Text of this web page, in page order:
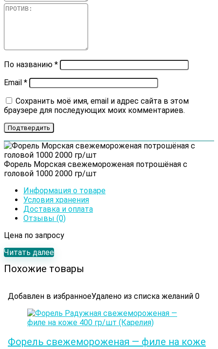
По названию *
Email *
Сохранить моё имя, email и адрес сайта в этом
браузере для последующих моих комментариев.
Форель Морская свежемороженая потрошёная с
головой 1000 2000 гр/шт
Информация о товаре
Условия хранения
Доставка и оплата
Отзывы (0)
Цена по запросу
Читать далее
Похожие товары
Добавлен в избранноеУдалено из списка желаний 0
Форель свежемороженая — филе на коже